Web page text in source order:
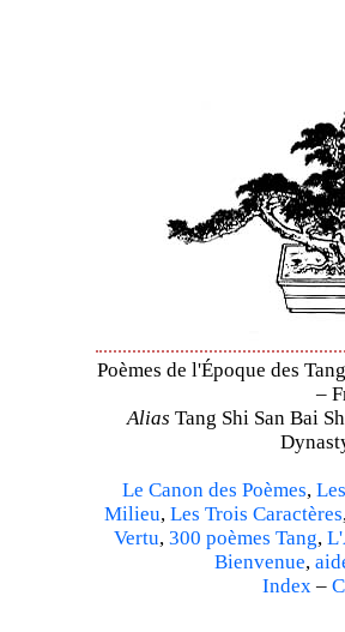
Poèmes de l'Époque des
–
Alias Tang Shi San Bai
Le Canon des Poèmes,
Milieu, Les Trois Caractères
Vertu, 300 poèmes Tang,
Bienvenue,
Index–